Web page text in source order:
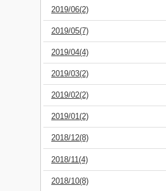
2019/06(2)
2019/05(7)
2019/04(4)
2019/03(2)
2019/02(2)
2019/01(2)
2018/12(8)
2018/11(4)
2018/10(8)